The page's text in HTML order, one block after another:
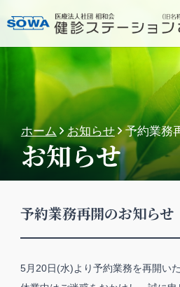
ホーム お知らせ 予約業務
お知らせ
予約業務再開のお知らせ
5月20日(水)より予約業務を再開いた